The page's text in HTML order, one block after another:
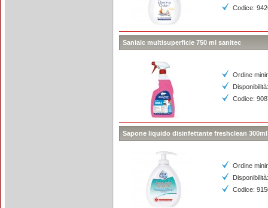
Codice:
Sanialc multisuperficie 750 ml sanitec
Ordine
Codice:
Sapone liquido disinfettante freshclean 300ml
Ordine
Codice: